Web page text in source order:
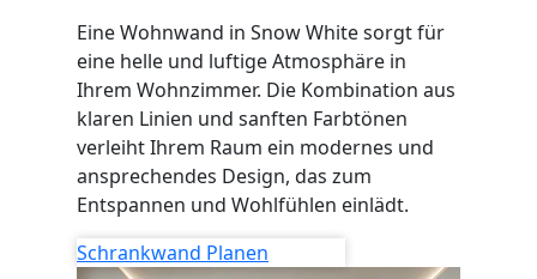
Eine Wohnwand in Snow White sorgt für
eine helle und luftige Atmosphäre in
Ihrem Wohnzimmer. Die Kombination aus
klaren Linien und sanften Farbtönen
verleiht Ihrem Raum ein modernes und
ansprechendes Design, das zum
Entspannen und Wohlfühlen einlädt.
Schrankwand Planen